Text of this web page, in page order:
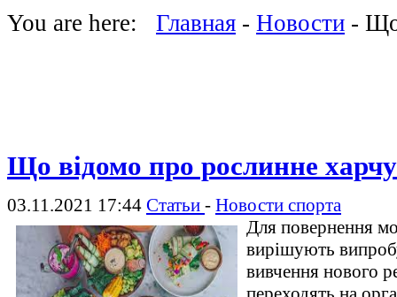
You are here: Главная - Новости - Що
Що відомо про рослинне
03.11.2021 17:44 Статьи - Новости спорта
Для повернення
вирішують
вивчення нового